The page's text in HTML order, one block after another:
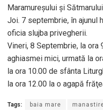
Maramureşului şi
Joi. 7 septembrie, în ajunul
oficia slujba privegherii.
Vineri, 8 Septembrie, la
aghiasmei mici, urmată la
la ora 10.00 de sfânta
la ora 12.00 la o agapă
Tags: baia mare